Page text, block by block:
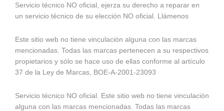
Servicio técnico NO oficial, ejerza su derecho a reparar en
un servicio técnico de su elección NO oficial. Llámenos
Este sitio web no tiene vinculación alguna con las marcas
mencionadas. Todas las marcas pertenecen a su respectivos
propietarios y sólo se hace uso de ellas conforme al artículo
37 de la Ley de Marcas, BOE-A-2001-23093
Servicio técnico NO oficial. Este sitio web no tiene vinculación
alguna con las marcas mencionadas. Todas las marcas